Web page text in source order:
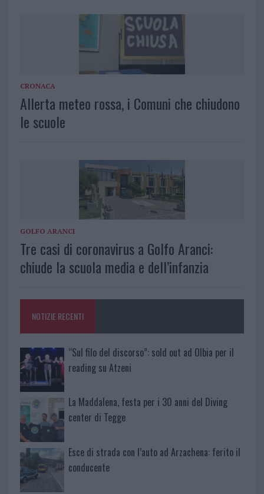
CRONACA
Allerta meteo rossa, i Comuni che chiudono
le scuole
GOLFO ARANCI
Tre casi di coronavirus a Golfo Aranci:
chiude la scuola media e dell’infanzia
NOTIZIE RECENTI
“Sul filo del discorso”: sold out ad Olbia per il
reading su Atzeni
La Maddalena, festa per i 30 anni del Diving
center di Tegge
Esce di strada con l’auto ad Arzachena: ferito il
conducente